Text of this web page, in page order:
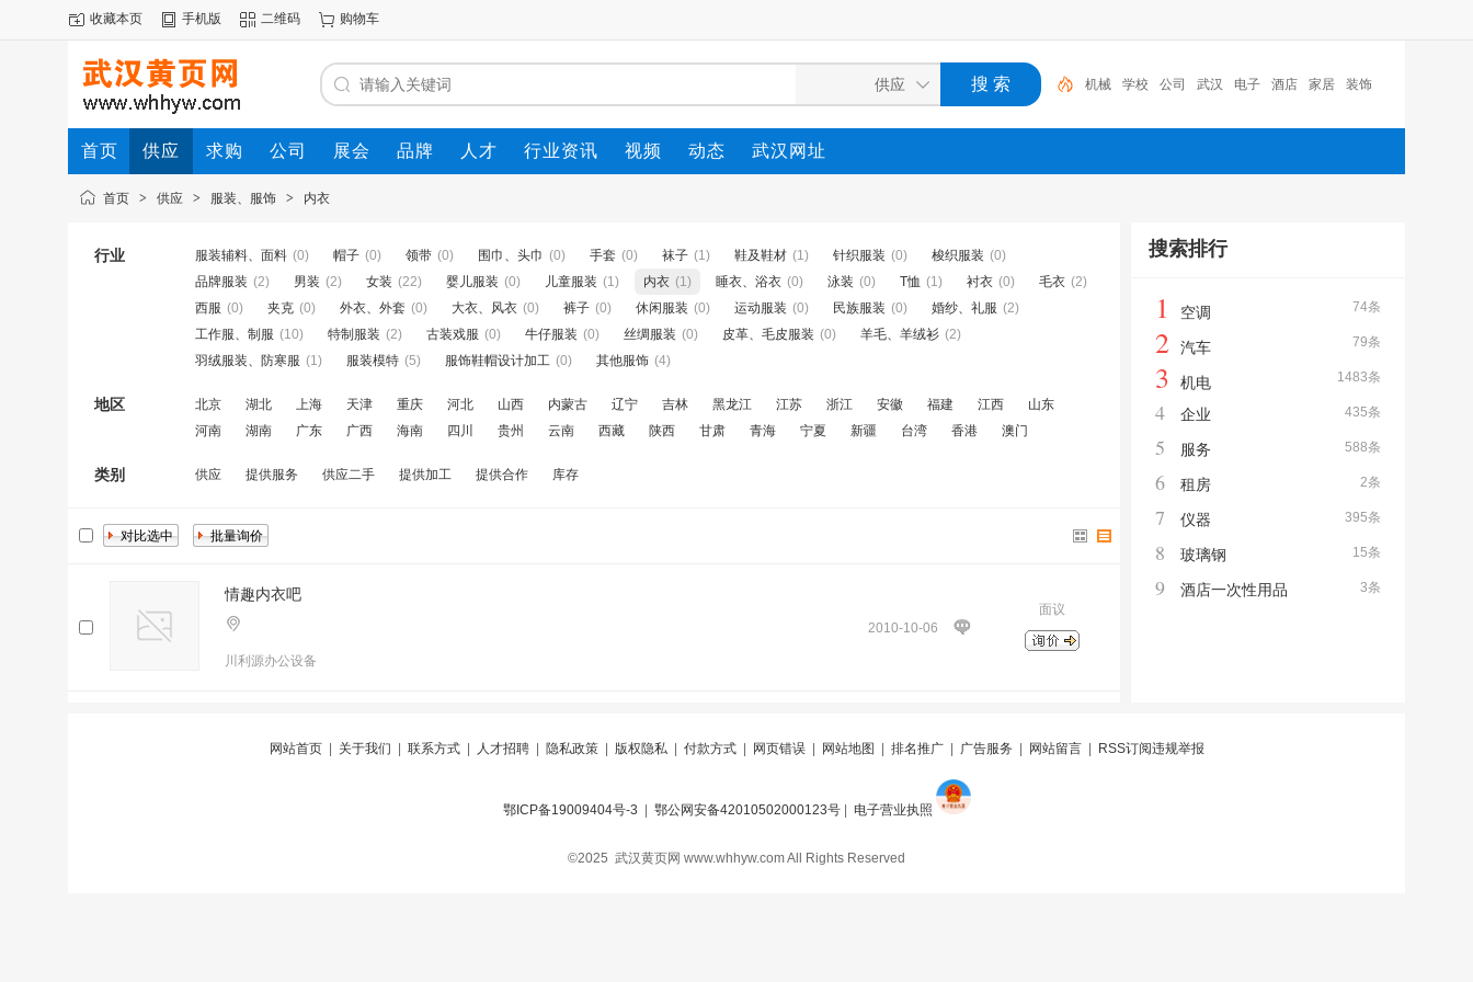
收藏本页 手机版 二维码 购物车
机械 学校 公司 武汉 电子 酒店 家居 装饰
建筑 设计
首页 供应 求购 公司 展会 品牌 人才 行业资讯 视频 动态 武汉网址
首页 > 供应 > 服装、服饰 > 内衣
行业 服装辅料、面料 (0) 帽子 (0) 领带 (0) 围巾、头巾 (0) 手套 (0) 袜子 (1) 鞋及鞋材 (1) 针织服装 (0) 梭织服装 (0)
品牌服装 (2) 男装 (2) 女装 (22) 婴儿服装 (0) 儿童服装 (1) 内衣 (1) 睡衣、浴衣 (0) 泳装 (0) T恤 (1) 衬衣 (0) 毛衣 (2)
西服 (0) 夹克 (0) 外衣、外套 (0) 大衣、风衣 (0) 裤子 (0) 休闲服装 (0) 运动服装 (0) 民族服装 (0) 婚纱、礼服 (2)
工作服、制服 (10) 特制服装 (2) 古装戏服 (0) 牛仔服装 (0) 丝绸服装 (0) 皮革、毛皮服装 (0) 羊毛、羊绒衫 (2)
羽绒服装、防寒服 (1) 服装模特 (5) 服饰鞋帽设计加工 (0) 其他服饰 (4)
地区 北京 湖北 上海 天津 重庆 河北 山西 内蒙古 辽宁 吉林 黑龙江 江苏 浙江 安徽 福建 江西
山东
河南
湖南 广东 广西 海南 四川 贵州 云南 西藏 陕西 甘肃 青海 宁夏 新疆 台湾 香港 澳门
类别 供应 提供服务 供应二手 提供加工 提供合作 库存
情趣内衣吧
2010-10-06
川利源办公设备
面议
搜索排行
74条
1 空调
79条
2 汽车
1483条
3 机电
435条
4 企业
588条
5 服务
2条
6 租房
395条
7 仪器
15条
8 玻璃钢
3条
9 酒店一次性用品
网站首页| 关于我们 联系方式| 人才招聘| 隐私政策| 版权隐私| 付款方式| 网页错误| 网站地图 排名推广| 广告服务 网站留言| RSS订阅违规举报
鄂ICP备19009404号-3 鄂公网安备42010502000123号| 电子营业执照
©2025 武汉黄页网 www.whhyw.com All Rights Reserved